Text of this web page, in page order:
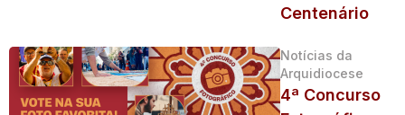
Centenário
Notícias da
Arquidiocese
4ª Concurso